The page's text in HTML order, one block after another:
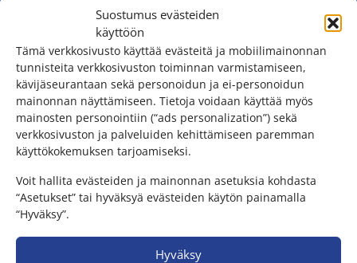
Suostumus evästeiden
käyttöön
Tämä verkkosivusto käyttää evästeitä ja mobiilimainonnan
tunnisteita verkkosivuston toiminnan varmistamiseen,
kävijäseurantaan sekä personoidun ja ei-personoidun
mainonnan näyttämiseen. Tietoja voidaan käyttää myös
mainosten personointiin (“ads personalization”) sekä
verkkosivuston ja palveluiden kehittämiseen paremman
käyttökokemuksen tarjoamiseksi.
Voit hallita evästeiden ja mainonnan asetuksia kohdasta
“Asetukset” tai hyväksyä evästeiden käytön painamalla
“Hyväksy”.
Hyväksy